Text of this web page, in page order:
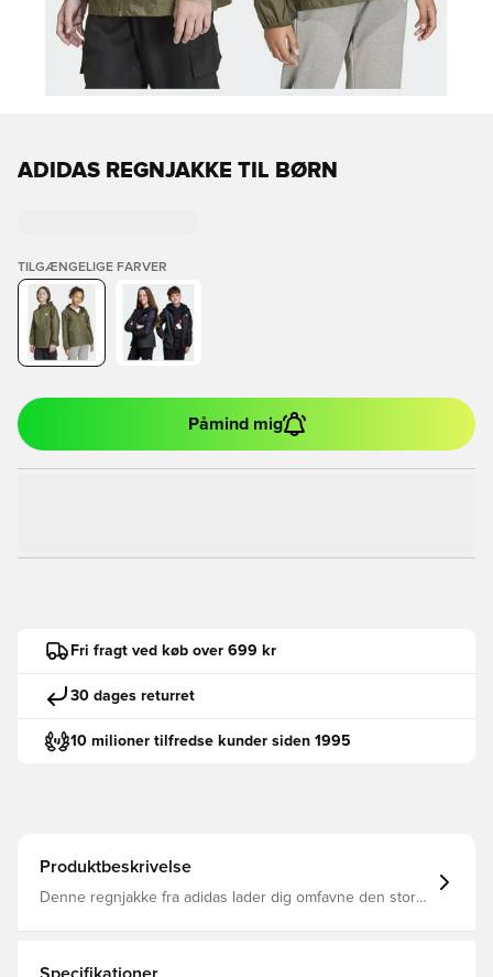
ADIDAS REGNJAKKE TIL BØRN
TILGÆNGELIGE FARVER
Påmind mig
Fri fragt ved køb over 699 kr
30 dages returret
10 milioner tilfredse kunder siden 1995
Produktbeskrivelse
Denne regnjakke fra adidas lader dig omfavne den store
tørre. En hætte med rynkede kanter giver en tæt